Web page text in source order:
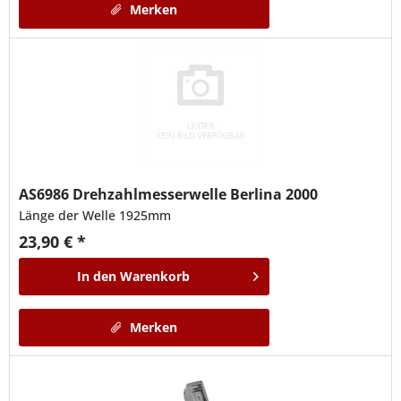
Merken
AS6986 Drehzahlmesserwelle Berlina 2000
Länge der Welle 1925mm
23,90 € *
In den Warenkorb
Merken